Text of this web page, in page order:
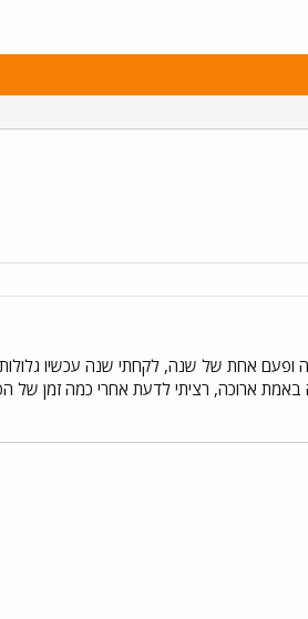
אחת של שנה, לקחתי שנה עכשיו
ארוכה, רציתי לדעת אחרי כמה זמן של